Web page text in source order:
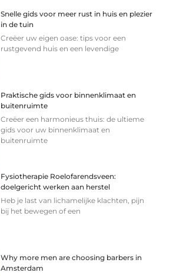
Snelle gids voor meer rust in huis en plezier
in de tuin
Creëer uw eigen oase: tips voor een
rustgevend huis en een levendige
Praktische gids voor binnenklimaat en
buitenruimte
Creëer een harmonieus thuis: de ultieme
gids voor uw binnenklimaat en
buitenruimte
Fysiotherapie Roelofarendsveen:
doelgericht werken aan herstel
Heb je last van lichamelijke klachten, pijn
bij het bewegen of een
Why more men are choosing barbers in
Amsterdam